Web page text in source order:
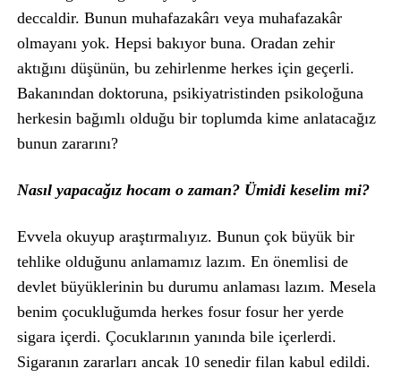
deccaldir. Bunun muhafazakârı veya muhafazakâr
olmayanı yok. Hepsi bakıyor buna. Oradan zehir
aktığını düşünün, bu zehirlenme herkes için geçerli.
Bakanından doktoruna, psikiyatristinden psikoloğuna
herkesin bağımlı olduğu bir toplumda kime anlatacağız
bunun zararını?
Nasıl yapacağız hocam o zaman? Ümidi keselim mi?
Evvela okuyup araştırmalıyız. Bunun çok büyük bir
tehlike olduğunu anlamamız lazım. En önemlisi de
devlet büyüklerinin bu durumu anlaması lazım. Mesela
benim çocukluğumda herkes fosur fosur her yerde
sigara içerdi. Çocuklarının yanında bile içerlerdi.
Sigaranın zararları ancak 10 senedir filan kabul edildi.